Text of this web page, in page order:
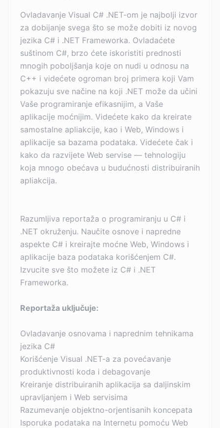
Ovladavanje Visual C# .NET-om je najbolji izvor
za dobijanje svega što se može dobiti iz novog
jezika C# i .NET Frameworka. Ovladaćete
suštinom C#, brzo ćete iskoristiti prednosti
mnogih poboljšanja koje on nudi u odnosu na
C++ i videćete ogroman broj primera koji Vam
pokazuju sve načine na koji .NET može da učini
Vaše programiranje efikasnijim, a Vaše
aplikacije moćnijim. Videćete kako da kreirate
samostalne apliakcije, kao i Web, Windows i
aplikacije sa bazama podataka. Videćete čak i
kako da razvijete Web servise — tehnologiju
koja mnogo obećava u budućnosti distribuiranih
apliakcija.
Razumljiva reportaža o programiranju u C# i
.NET okruženju. Naučite osnove i napredne
aspekte C# i kreirajte moćne Web, Windows i
aplikacije baza podataka korišćenjem C#.
Izvucite sve što možete iz C# i .NET
Frameworka.
Reportaža uključuje:
Ovladavanje osnovama i naprednim tehnikama
jezika C#
Korišćenje Visual .NET-a za povećavanje
produktivnosti koda i debagovanje
Kreiranje distribuiranih aplikacija sa daljinskim
upravljanjem i Web servisima
Razumevanje objektno-orjentisanih koncepata
Isporuka podataka na Internetu pomoću Web